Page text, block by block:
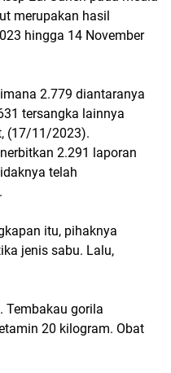
merupakan hasil
hingga 14 November
2.779 diantaranya
tersangka lainnya
(17/11/2023).
2.291 laporan
telah
itu, pihaknya
jenis sabu. Lalu,
Tembakau gorila
20 kilogram. Obat